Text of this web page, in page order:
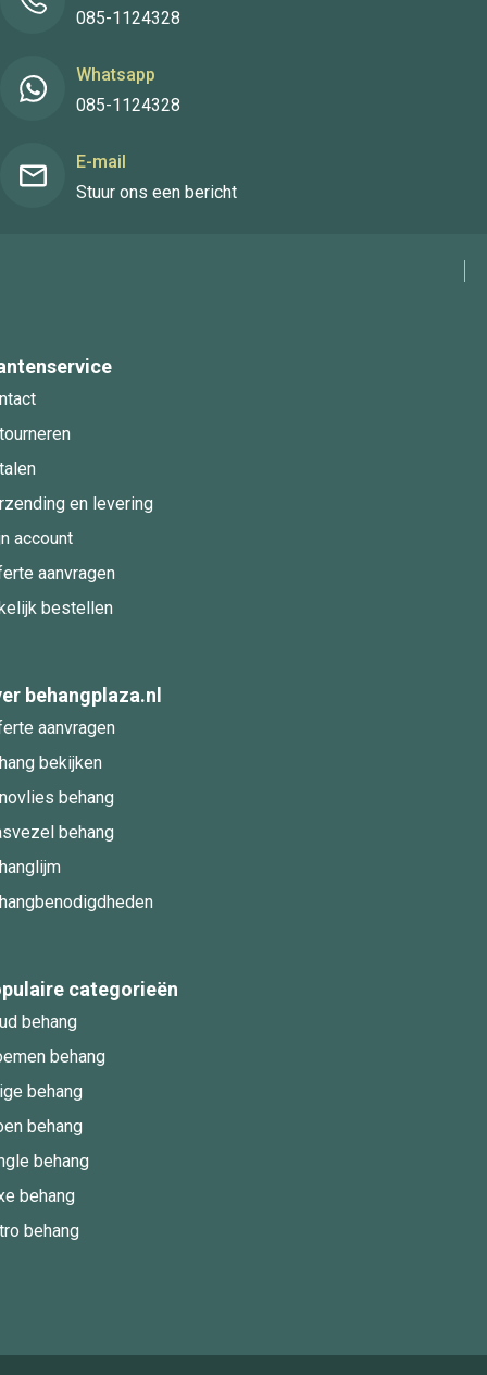
085-1124328
Whatsapp
085-1124328
E-mail
Stuur ons een bericht
en levering
account
aanvragen
bestellen
behangplaza.nl
aanvragen
bekijken
behang
behang
categorieën
behang
behang
behang
behang
behang
behang
behang